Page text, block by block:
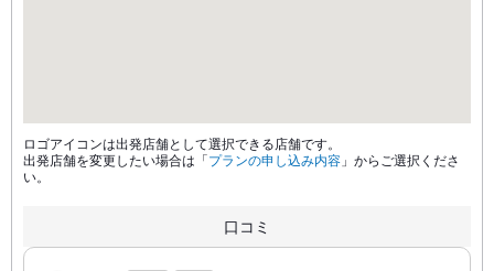
ロゴアイコンは出発店舗として選択できる店舗です。
出発店舗を変更したい場合は「プランの申し込み内容 」からご選択くださ
い。
口コミ